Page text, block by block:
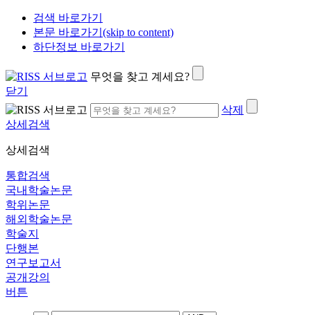
검색 바로가기
본문 바로가기(skip to content)
하단정보 바로가기
무엇을 찾고 계세요?
닫기
삭제
상세검색
상세검색
통합검색
국내학술논문
학위논문
해외학술논문
학술지
단행본
연구보고서
공개강의
버튼